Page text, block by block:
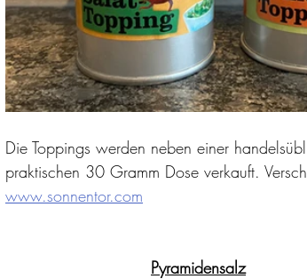
Die Toppings werden neben einer
praktischen 30 Gramm Dose verkauft.
www.sonnentor.com
Pyramidensalz